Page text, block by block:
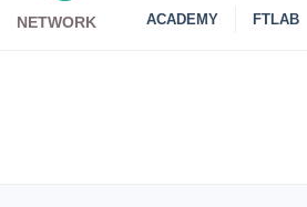
NETWORK ACADEMY FTLAB